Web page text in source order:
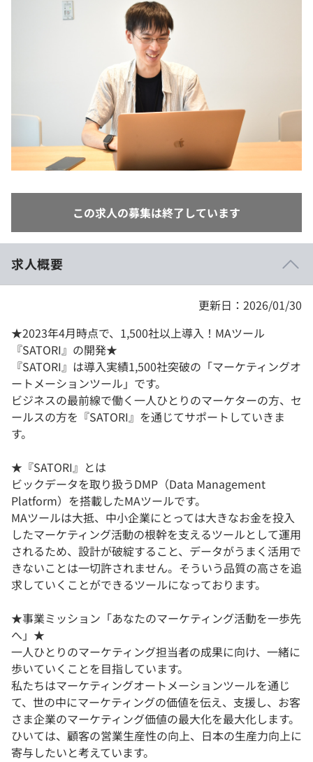
リファレンス
学校向けプラン
再チャレンジ結果一覧
paiza times
この求人の募集は終了しています
求人概要
更新日：2026/01/30
★2023年4月時点で、1,500社以上導入！MAツール
『SATORI』の開発★
『SATORI』は導入実績1,500社突破の「マーケティングオ
ートメーションツール」です。
ビジネスの最前線で働く一人ひとりのマーケターの方、セ
ールスの方を『SATORI』を通じてサポートしていきま
す。
★『SATORI』とは
ビックデータを取り扱うDMP（Data Management
Platform）を搭載したMAツールです。
MAツールは大抵、中小企業にとっては大きなお金を投入
したマーケティング活動の根幹を支えるツールとして運用
されるため、設計が破綻すること、データがうまく活用で
きないことは一切許されません。そういう品質の高さを追
求していくことができるツールになっております。
★事業ミッション「あなたのマーケティング活動を一歩先
へ」★
一人ひとりのマーケティング担当者の成果に向け、一緒に
歩いていくことを目指しています。
私たちはマーケティングオートメーションツールを通じ
て、世の中にマーケティングの価値を伝え、支援し、お客
さま企業のマーケティング価値の最大化を最大化します。
ひいては、顧客の営業生産性の向上、日本の生産力向上に
寄与したいと考えています。